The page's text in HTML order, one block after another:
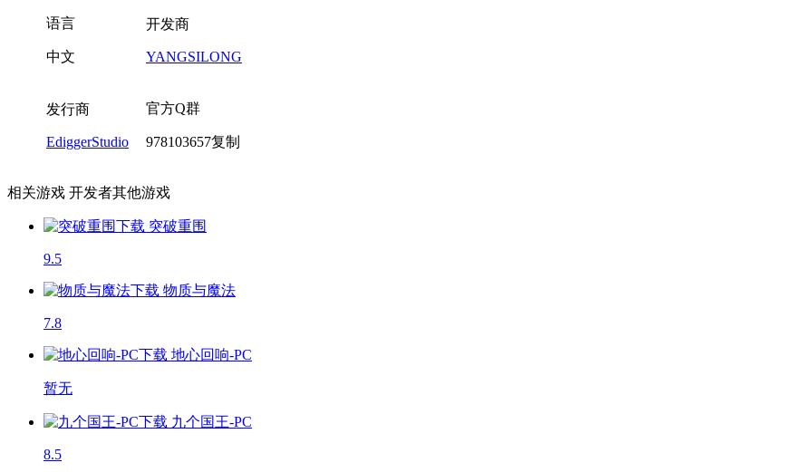
语言
中文
开发商
YANGSILONG
发行商
EdiggerStudio
官方Q群
978103657复制
相关游戏 开发者其他游戏
突破重围
9.5
物质与魔法
7.8
地心回响-PC
暂无
九个国王-PC
8.5